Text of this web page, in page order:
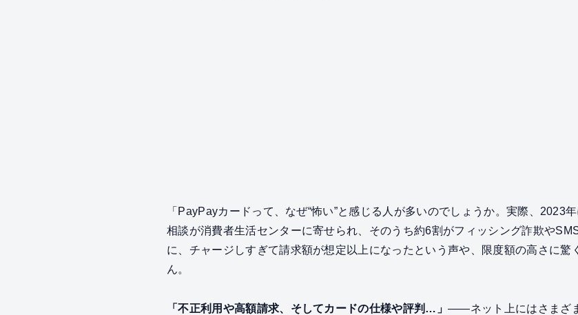
「PayPayカードって、なぜ“怖い”と感じる人が多いのでしょうか。実際、2023
相談が消費者生活センターに寄せられ、そのうち約6割がフィッシング詐欺や
に、チャージしすぎて請求額が想定以上になったという声や、限度額の高さに驚
ん。
「不正利用や高額請求、そしてカードの仕様や評判…」 ——ネット上にはさまざ